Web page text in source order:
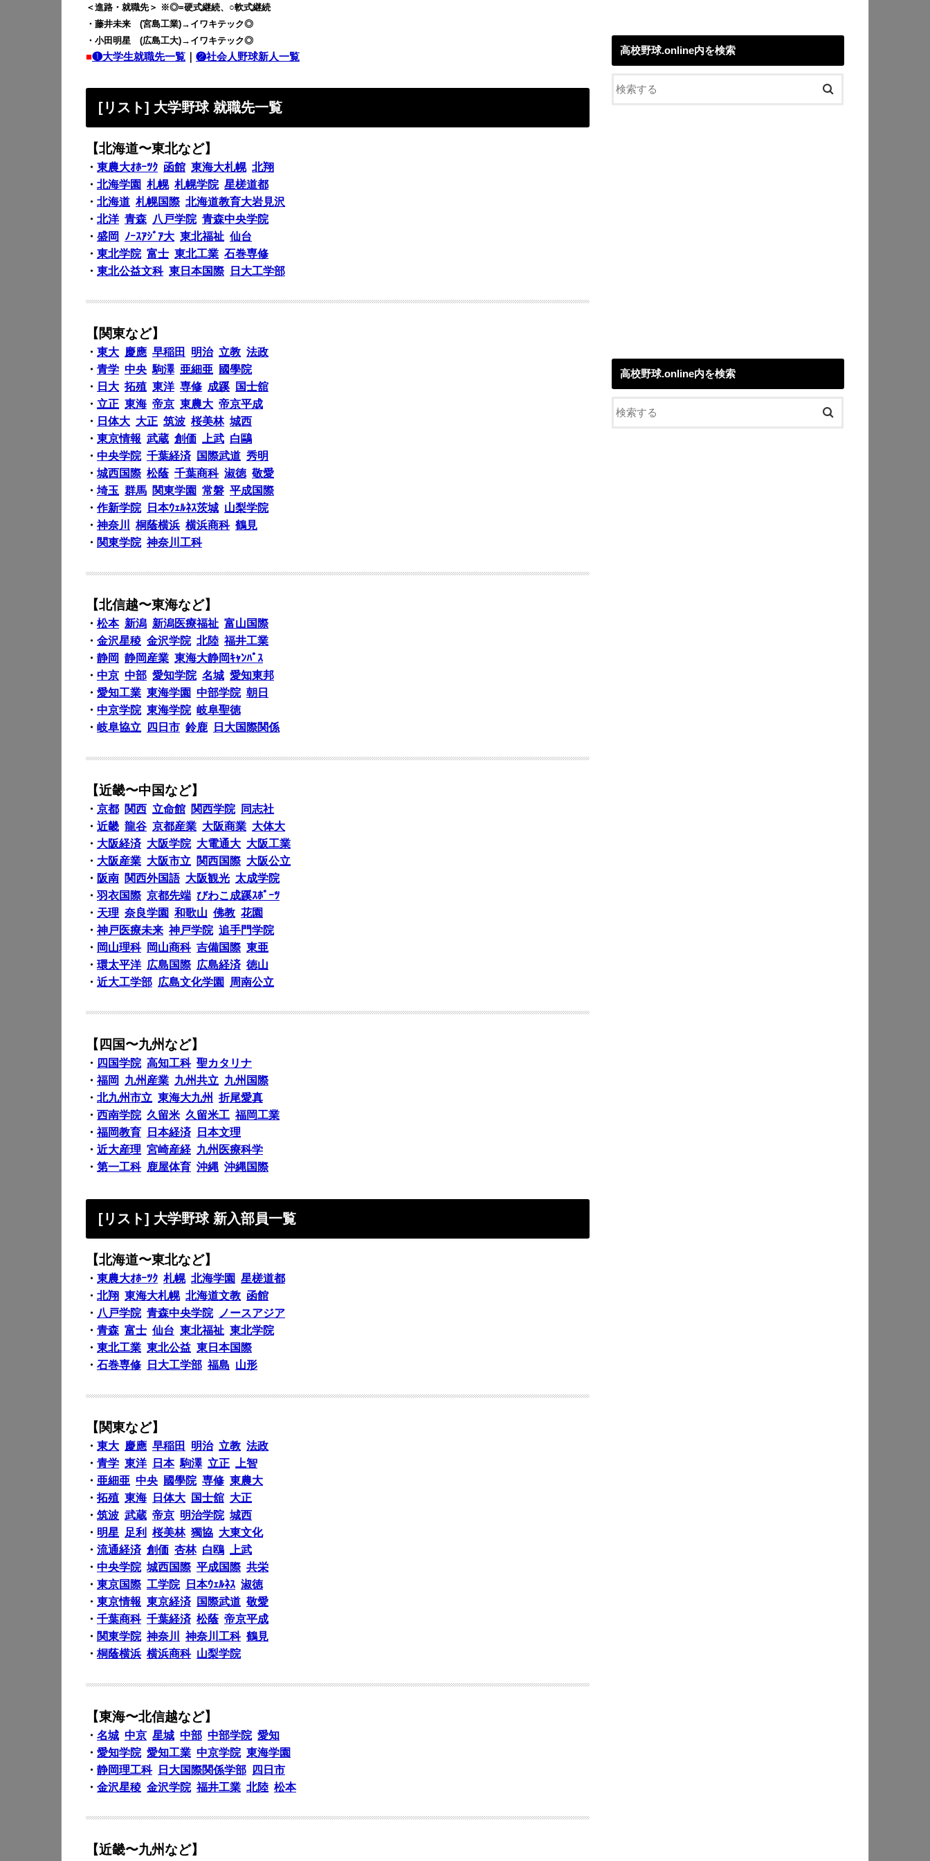
＜進路・就職先＞ ※◎=硬式継続、○軟式継続
・藤井未来 (宮島工業)→イワキテック◎
・小田明星 (広島工大)→イワキテック◎
■❶大学生就職先一覧 ❷社会人野球新人一覧
[リスト] 大学野球 就職先一覧
【北海道〜東北など】
・ 東農大ｵﾎｰﾂｸ 函館 東海大札幌 北翔
・ 北海学園 札幌 札幌学院 星槎道都
・ 北海道 札幌国際 北海道教育大岩見沢
・ 北洋 青森 八戸学院 青森中央学院
・ 盛岡 ﾉｰｽｱｼﾞｱ大 東北福祉 仙台
・ 東北学院 富士 東北工業 石巻専修
・ 東北公益文科 東日本国際 日大工学部
【関東など】
・ 東大 慶應 早稲田 明治 立教 法政
・ 青学 中央 駒澤 亜細亜
國學院
・ 日大 拓殖 東洋 専修 成蹊
国士舘
・ 立正 東海 帝京 東農大 帝京平成
・ 日体大 大正 筑波 桜美林 城西
・ 東京情報 武蔵 創価 上武 白鷗
・ 中央学院 千葉経済 国際武道 秀明
・ 城西国際 松蔭 千葉商科 淑徳 敬愛
・ 埼玉 群馬 関東学園 常磐 平成国際
・ 作新学院 日本ｳｪﾙﾈｽ茨城 山梨学院
・神奈川 桐蔭横浜 横浜商科 鶴見
・ 関東学院 神奈川工科
【北信越〜東海など】
・ 松本 新潟 新潟医療福祉 富山国際
・ 金沢星稜 金沢学院 北陸 福井工業
・ 静岡 静岡産業 東海大静岡ｷｬﾝﾊﾟｽ
・ 中京 中部 愛知学院 名城 愛知東邦
・ 愛知工業 東海学園 中部学院 朝日
・ 中京学院 東海学院 岐阜聖徳
・ 岐阜協立 四日市 鈴鹿 日大国際関係
【近畿〜中国など】
・ 京都 関西 立命館 関西学院
同志社
・ 近畿 龍谷 京都産業 大阪商業 大体大
・ 大阪経済 大阪学院 大電通大 大阪工業
・ 大阪産業 大阪市立 関西国際 大阪公立
・ 阪南 関西外国語 大阪観光 太成学院
・ 羽衣国際 京都先端 びわこ成蹊ｽﾎﾟｰﾂ
・ 天理 奈良学園 和歌山 佛教 花園
・神戸医療未来 神戸学院 追手門学院
・ 岡山理科 岡山商科 吉備国際 東亜
・ 環太平洋 広島国際 広島経済 徳山
・ 近大工学部 広島文化学園 周南公立
【四国〜九州など】
・ 四国学院 高知工科 聖カタリナ
・福岡 九州産業 九州共立 九州国際
・ 北九州市立 東海大九州
折尾愛真
・ 西南学院 久留米 久留米工 福岡工業
・福岡教育 日本経済
日本文理
・ 近大産理 宮崎産経 九州医療科学
・ 第一工科 鹿屋体育 沖縄 沖縄国際
[リスト] 大学野球 新入部員一覧
【北海道〜東北など】
・ 東農大ｵﾎｰﾂｸ 札幌 北海学園 星槎道都
・ 北翔 東海大札幌 北海道文教 函館
・ 八戸学院 青森中央学院
ノースアジア
・ 青森 富士 仙台 東北福祉 東北学院
・ 東北工業 東北公益 東日本国際
・ 石巻専修 日大工学部 福島 山形
【関東など】
・ 東大 慶應 早稲田 明治 立教 法政
・ 青学 東洋 日本 駒澤 立正
上智
・ 亜細亜 中央 國學院 専修 東農大
・ 拓殖 東海 日体大 国士舘 大正
・ 筑波 武蔵 帝京 明治学院 城西
・ 明星 足利 桜美林 獨協 大東文化
・ 流通経済 創価 杏林 白鴎
上武
・ 中央学院 城西国際 平成国際 共栄
・ 東京国際 工学院 日本ｳｪﾙﾈｽ 淑徳
・ 東京情報 東京経済 国際武道 敬愛
・ 千葉商科 千葉経済 松蔭 帝京平成
・ 関東学院 神奈川 神奈川工科 鶴見
・ 桐蔭横浜 横浜商科 山梨学院
【東海〜北信越など】
・ 名城 中京 星城 中部 中部学院 愛知
・ 愛知学院 愛知工業 中京学院 東海学園
・ 静岡理工科 日大国際関係学部
四日市
・ 金沢星稜 金沢学院 福井工業 北陸 松本
【近畿〜九州など】
高校野球.online内を検索
高校野球.online内を検索